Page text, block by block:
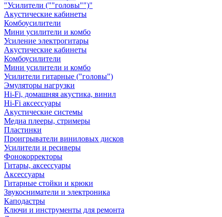
"Усилители (""головы"")"
Акустические кабинеты
Комбоусилители
Мини усилители и комбо
Усиление электрогитары
Акустические кабинеты
Комбоусилители
Мини усилители и комбо
Усилители гитарные ("головы")
Эмуляторы нагрузки
Hi-Fi, домашняя акустика, винил
Hi-Fi аксессуары
Акустические системы
Медиа плееры, стримеры
Пластинки
Проигрыватели виниловых дисков
Усилители и ресиверы
Фонокорректоры
Гитары, аксессуары
Аксессуары
Гитарные стойки и крюки
Звукосниматели и электроника
Каподастры
Ключи и инструменты для ремонта